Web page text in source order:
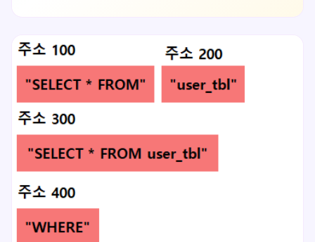
이러한 성질을 갖는 이유는 몇가지 장점이 있기 때문인데 가장
객체가 생성되는 공간인 H..